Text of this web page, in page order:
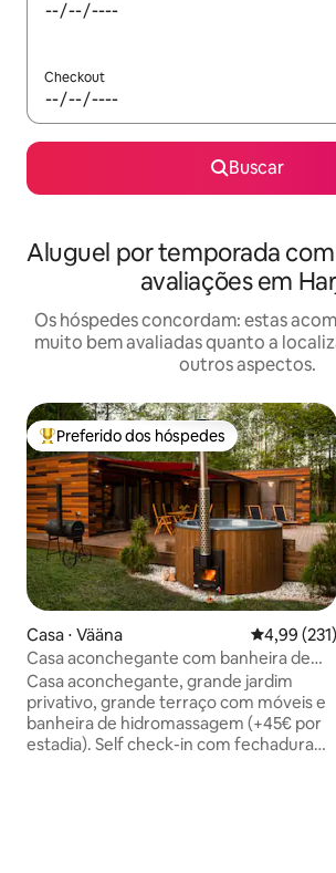
Checkout
Buscar
Aluguel por temporada
avaliações em
Os hóspedes concordam: estas
muito bem avaliadas quanto a
outros aspectos.
Entre os melhores preferidos dos
Preferido dos hóspedes
Casa ⋅ Vääna 4,99 de
4,99 (231)
Casa aconchegante com banheira de
hidromassagem, sauna e grande quintal
privativo
Casa aconchegante, grande jardim
privativo, grande terraço com móveis e
banheira de hidromassagem (+45€ por
estadia). Self check-in com fechadura